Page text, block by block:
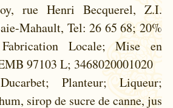
rue Henri Becquerel, Z.I.
Mahault, Tel: 26 65 68; 20%
Locale; Mise en
97103 L; 3468020001020
Planteur; Liqueur;
sirop de sucre de canne, jus